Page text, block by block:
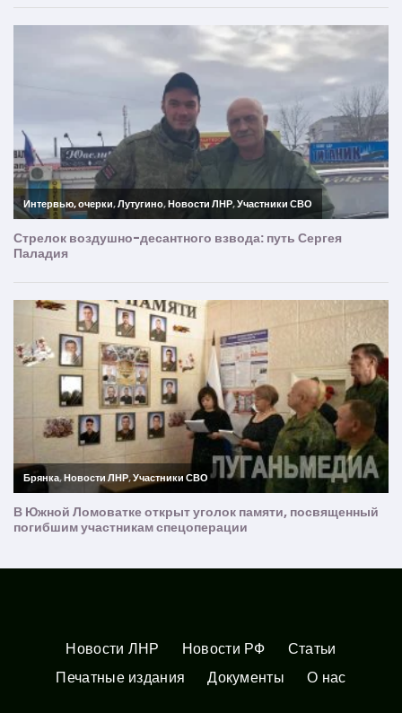
Новости ЛНР Новости РФ
Статьи
Печатные издания
Документы О нас